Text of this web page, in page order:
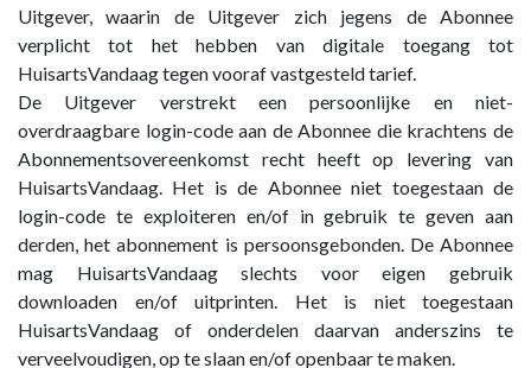
Uitgever, waarin de Uitgever zich jegens de Abonnee
verplicht tot het hebben van digitale toegang tot
HuisartsVandaag tegen vooraf vastgesteld tarief.
De Uitgever verstrekt een persoonlijke en niet-
overdraagbare login-code aan de Abonnee die krachtens de
Abonnementsovereenkomst recht heeft op levering van
HuisartsVandaag. Het is de Abonnee niet toegestaan de
login-code te exploiteren en/of in gebruik te geven aan
derden, het abonnement is persoonsgebonden. De Abonnee
mag HuisartsVandaag slechts voor eigen gebruik
downloaden en/of uitprinten. Het is niet toegestaan
HuisartsVandaag of onderdelen daarvan anderszins te
verveelvoudigen, op te slaan en/of openbaar te maken.